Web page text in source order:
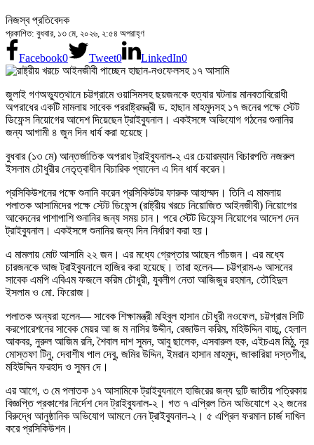
নিজস্ব প্রতিবেদক
প্রকাশিত: বুধবার, ১৩ মে, ২০২৬, ২:৫৪ অপরাহ্ণ
Facebook0 Tweet0 LinkedIn0
জুলাই গণঅভ্যুত্থানে চট্টগ্রামে ওয়াসিমসহ ছয়জনকে হত্যার ঘটনায় মানবতাবিরোধী
অপরাধের একটি মামলায় সাবেক পররাষ্ট্রমন্ত্রী ড. হাছান মাহমুদসহ ১৭ জনের পক্ষে স্টেট
ডিফেন্স নিয়োগের আদেশ দিয়েছেন ট্রাইব্যুনাল। একইসঙ্গে অভিযোগ গঠনের শুনানির
জন্য আগামী ৪ জুন দিন ধার্য করা হয়েছে।
বুধবার (১৩ মে) আন্তর্জাতিক অপরাধ ট্রাইব্যুনাল-২ এর চেয়ারম্যান বিচারপতি নজরুল
ইসলাম চৌধুরীর নেতৃত্বাধীন বিচারিক প্যানেল এ দিন ধার্য করেন।
প্রসিকিউশনের পক্ষে শুনানি করেন প্রসিকিউটর ফারুক আহাম্মদ। তিনি এ মামলায়
পলাতক আসামিদের পক্ষে স্টেট ডিফেন্স (রাষ্ট্রীয় খরচে নিয়োজিত আইনজীবী) নিয়োগের
আবেদনের পাশাপাশি শুনানির জন্য সময় চান। পরে স্টেট ডিফেন্স নিয়োগের আদেশ দেন
ট্রাইব্যুনাল। একইসঙ্গে শুনানির জন্য দিন নির্ধারণ করা হয়।
এ মামলায় মোট আসামি ২২ জন। এর মধ্যে গ্রেপ্তার আছেন পাঁচজন। এর মধ্যে
চারজনকে আজ ট্রাইব্যুনালে হাজির করা হয়েছে। তারা হলেন— চট্টগ্রাম-৬ আসনের
সাবেক এমপি এবিএম ফজলে করিম চৌধুরী, যুবলীগ নেতা আজিজুর রহমান, তৌহিদুল
ইসলাম ও মো. ফিরোজ।
পলাতক অন্যরা হলেন— সাবেক শিক্ষামন্ত্রী মহিবুল হাসান চৌধুরী নওফেল, চট্টগ্রাম সিটি
করপোরেশনের সাবেক মেয়র আ জ ম নাসির উদ্দীন, রেজাউল করিম, মহিউদ্দিন বাচ্চু, হেলাল
আকবর, নুরুল আজিম রনি, শৈবাল দাশ সুমন, আবু ছালেক, এসবারুল হক, এইচএম মিঠু, নূর
মোস্তফা টিনু, দেবাশীষ পাল দেবু, জমির উদ্দিন, ইমরান হাসান মাহমুদ, জাকারিয়া দস্তগীর,
মহিউদ্দিন ফরহাদ ও সুমন দে।
এর আগে, ৩ মে পলাতক ১৭ আসামিকে ট্রাইব্যুনালে হাজিরের জন্য দুটি জাতীয় পত্রিকায়
বিজ্ঞপ্তি প্রকাশের নির্দেশ দেন ট্রাইব্যুনাল-২। গত ৭ এপ্রিল তিন অভিযোগে ২২ জনের
বিরুদ্ধে আনুষ্ঠানিক অভিযোগ আমলে নেন ট্রাইব্যুনাল-২। ৫ এপ্রিল ফরমাল চার্জ দাখিল
করে প্রসিকিউশন।